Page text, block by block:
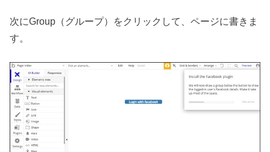
次にGroup（グループ）をクリックして、ページに書きま
す。